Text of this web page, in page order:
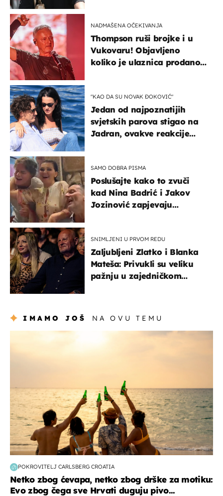
NADMAŠENA OČEKIVANJA
Thompson ruši brojke i u
Vukovaru! Objavljeno
koliko je ulaznica prodano
"KAO DA SU NOVAK ĐOKOVIĆ"
Jedan od najpoznatijih
svjetskih parova stigao na
Jadran, ovakve reakcije
SAMO DOBRA PISMA
Poslušajte kako to zvuči
kad Nina Badrić i Jakov
Jozinović zapjevaju
SNIMLJENI U PRVOM REDU
Zaljubljeni Zlatko i Blanka
Mateša: Privukli su veliku
pažnju u zajedničkom
IMAMO JOŠ NA OVU TEMU
POKROVITELJ CARLSBERG CROATIA
Netko zbog ćevapa, netko zbog drške za motiku:
Evo zbog čega sve Hrvati duguju pivo...